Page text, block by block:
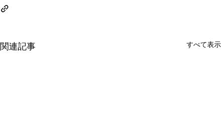
関連記事 すべて表示